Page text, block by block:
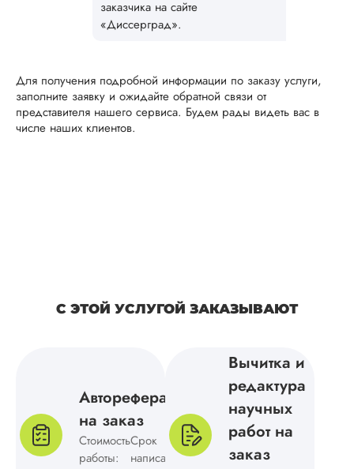
заказчика на сайте
«Диссерград».
Для получения подробной информации по заказу услуги,
заполните заявку и ожидайте обратной связи от
представителя нашего сервиса. Будем рады видеть вас в
числе наших клиентов.
С ЭТОЙ УСЛУГОЙ ЗАКАЗЫВАЮТ
Автореферат
на заказ
Стоимость
работы:
Срок
написания:
Вычитка и
редактура
научных
работ на
заказ
наличие договора,
есть гарантии и, что
немаловажно,
Магистерские
диссертации
Дата:2025-03-15
Структура
диссертации